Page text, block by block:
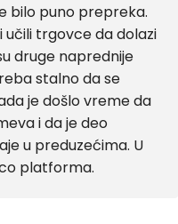
bilo puno prepreka.
učili trgovce da dolazi
druge naprednije
stalno da se
je došlo vreme da
i da je deo
u preduzećima. U
platforma.